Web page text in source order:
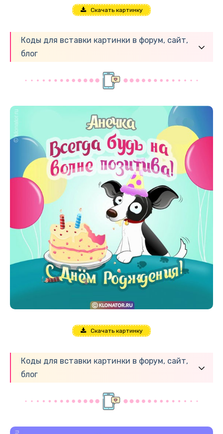
Скачать картинку
Коды для вставки картинки в форум, сайт,
блог
Скачать картинку
Коды для вставки картинки в форум, сайт,
блог